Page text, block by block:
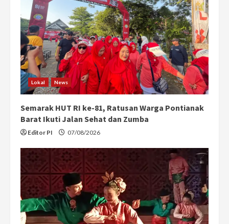
e
a
d
i
n
g
Lokal News
Semarak HUT RI ke-81, Ratusan Warga Pontianak
Barat Ikuti Jalan Sehat dan Zumba
Editor PI 07/08/2026